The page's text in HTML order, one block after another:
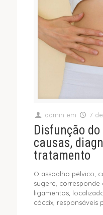
admin em 7
Disfunção
causas,
tratamento
O assoalho pélvico,
sugere, corresponde
ligamentos,
cóccix, responsáveis